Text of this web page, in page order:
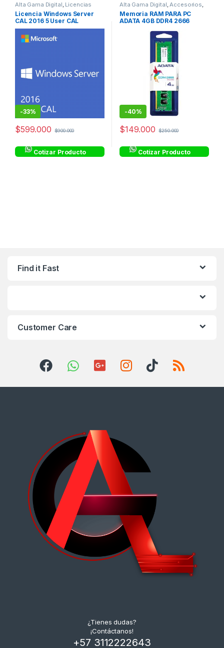
Alta Gama Digital Licencias
Licencia Windows Server
CAL 2016 5 User CAL
-33%
$599.000 $900.000
Cotizar Producto
Alta Gama Digital Accesorios
Memoria RAM PARA PC
ADATA 4GB DDR4 2666
-40%
$149.000 $250.000
Cotizar Producto
Find it Fast
Customer Care
¿Tienes dudas?
¡Contáctanos!
+57 3112222643